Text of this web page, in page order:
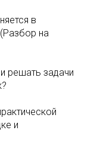
в
на
решать задачи
и